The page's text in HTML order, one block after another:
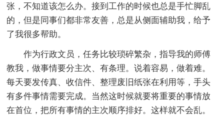
张，不知道该怎么办。接到工作的时候也总是手忙脚乱
的，但是同事们都非常友善，总是从侧面辅助我，给予
了我很多帮助。
作为行政文员，任务比较琐碎繁杂，指导我的师傅
教我，做事情要分主次、有条理。说着容易，做着难。
每天要发传真、收信件、整理废旧纸张在利用等，手头
有多件事情需要完成。当然这时候就要将重要的事情放
在首位，把所有事情的主次顺序排好。这样就不会乱。